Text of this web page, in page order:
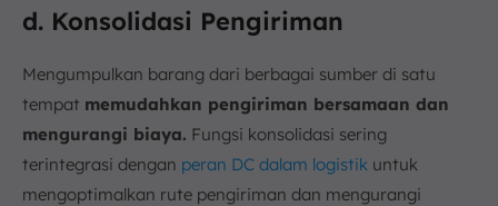
d. Konsolidasi Pengiriman
Mengumpulkan barang dari berbagai sumber di satu
tempat memudahkan pengiriman bersamaan dan
mengurangi biaya. Fungsi konsolidasi sering
terintegrasi dengan peran DC dalam logistik untuk
mengoptimalkan rute pengiriman dan mengurangi